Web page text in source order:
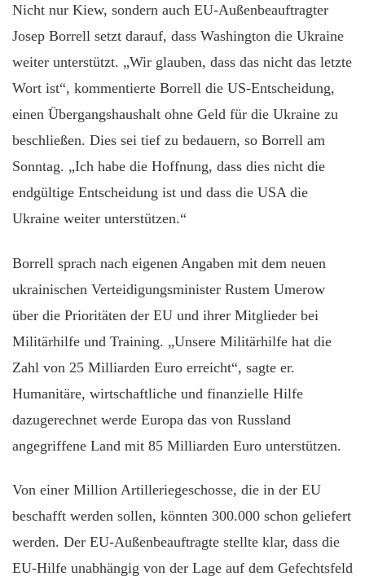
Nicht nur Kiew, sondern auch EU-Außenbeauftragter
Josep Borrell setzt darauf, dass Washington die Ukraine
weiter unterstützt. „Wir glauben, dass das nicht das letzte
Wort ist“, kommentierte Borrell die US-Entscheidung,
einen Übergangshaushalt ohne Geld für die Ukraine zu
beschließen. Dies sei tief zu bedauern, so Borrell am
Sonntag. „Ich habe die Hoffnung, dass dies nicht die
endgültige Entscheidung ist und dass die USA die
Ukraine weiter unterstützen.“
Borrell sprach nach eigenen Angaben mit dem neuen
ukrainischen Verteidigungsminister Rustem Umerow
über die Prioritäten der EU und ihrer Mitglieder bei
Militärhilfe und Training. „Unsere Militärhilfe hat die
Zahl von 25 Milliarden Euro erreicht“, sagte er.
Humanitäre, wirtschaftliche und finanzielle Hilfe
dazugerechnet werde Europa das von Russland
angegriffene Land mit 85 Milliarden Euro unterstützen.
Von einer Million Artilleriegeschosse, die in der EU
beschafft werden sollen, könnten 300.000 schon geliefert
werden. Der EU-Außenbeauftragte stellte klar, dass die
EU-Hilfe unabhängig von der Lage auf dem Gefechtsfeld